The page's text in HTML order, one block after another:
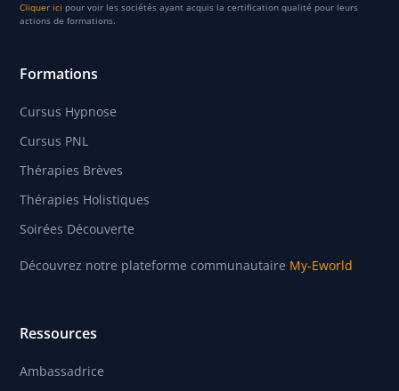
Cliquer ici pour voir les sociétés ayant acquis la certification qualité pour leurs
actions de formations.
Formations
Cursus Hypnose
Cursus PNL
Thérapies Brèves
Thérapies Holistiques
Soirées Découverte
Découvrez notre plateforme communautaire My-Eworld
Ressources
Ambassadrice